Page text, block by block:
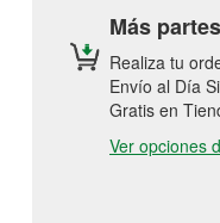
Más
Realiza tu
Envío al Día
Gratis en
Ver opciones